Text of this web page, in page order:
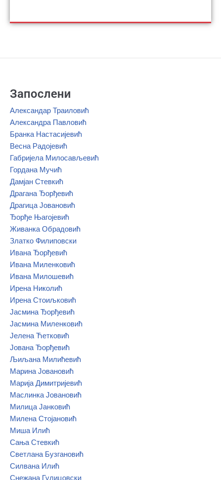
Запослени
Александар Траиловић
Александра Павловић
Бранка Настасијевић
Весна Радојевић
Габријела Милосављевић
Гордана Мучић
Дамјан Стевкић
Драгана Ђорђевић
Драгица Јовановић
Ђорђе Њагојевић
Живанка Обрадовић
Златко Филиповски
Ивана Ђорђевић
Ивана Миленковић
Ивана Милошевић
Ирена Николић
Ирена Стоиљковић
Јасмина Ђорђевић
Јасмина Миленковић
Јелена Ћетковић
Јована Ђорђевић
Љиљана Милићевић
Марина Јовановић
Марија Димитријевић
Маслинка Јовановић
Милица Јанковић
Милена Стојановић
Миша Илић
Сања Стевкић
Светлана Бузгановић
Силвана Илић
Снежана Гулицовски